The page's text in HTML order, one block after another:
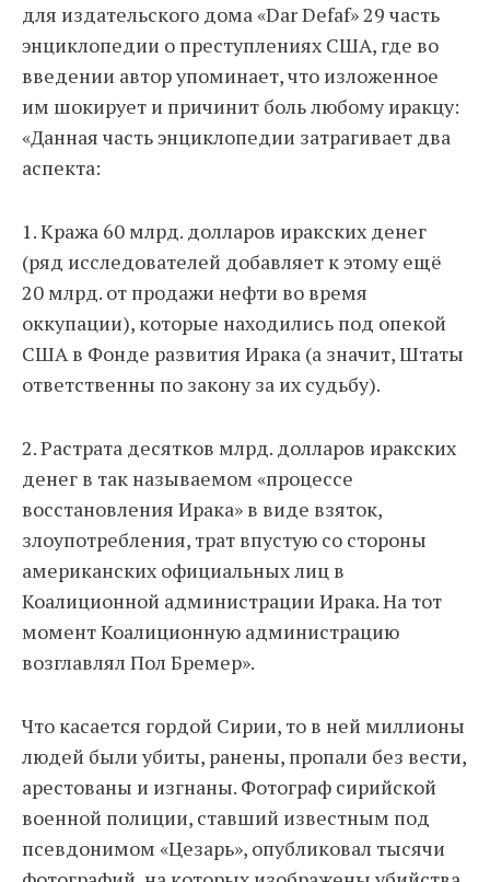
для издательского дома «Dar Defaf» 29 часть
энциклопедии о преступлениях США, где во
введении автор упоминает, что изложенное
им шокирует и причинит боль любому иракцу:
«Данная часть энциклопедии затрагивает два
аспекта:
1. Кража 60 млрд. долларов иракских денег
(ряд исследователей добавляет к этому ещё
20 млрд. от продажи нефти во время
оккупации), которые находились под опекой
США в Фонде развития Ирака (а значит, Штаты
ответственны по закону за их судьбу).
2. Растрата десятков млрд. долларов иракских
денег в так называемом «процессе
восстановления Ирака» в виде взяток,
злоупотребления, трат впустую со стороны
американских официальных лиц в
Коалиционной администрации Ирака. На тот
момент Коалиционную администрацию
возглавлял Пол Бремер».
Что касается гордой Сирии, то в ней миллионы
людей были убиты, ранены, пропали без вести,
арестованы и изгнаны. Фотограф сирийской
военной полиции, ставший известным под
псевдонимом «Цезарь», опубликовал тысячи